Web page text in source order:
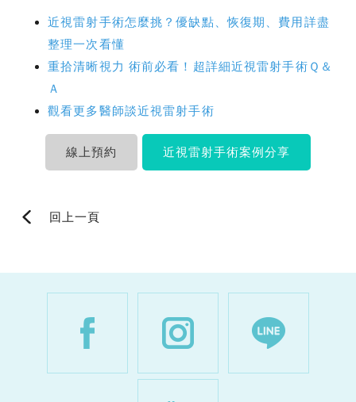
近視雷射手術怎麼挑？優缺點、恢復期、費用詳盡
整理一次看懂
重拾清晰視力 術前必看！超詳細近視雷射手術Ｑ＆
Ａ
觀看更多醫師談近視雷射手術
線上預約 近視雷射手術案例分享
回上一頁